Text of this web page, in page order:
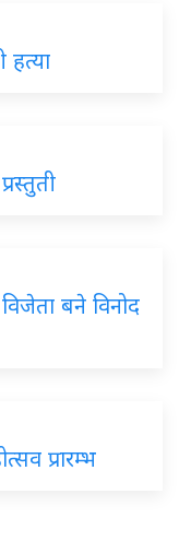
हत्या
बने विनोद
प्रारम्भ